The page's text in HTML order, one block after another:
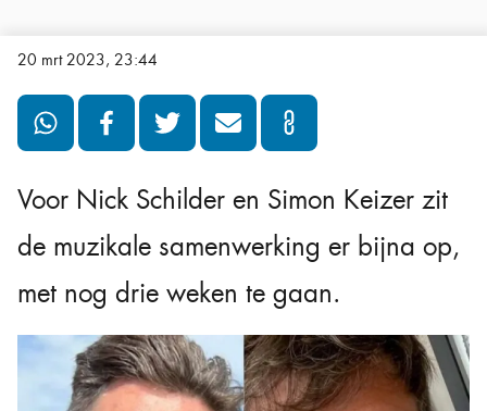
20 mrt 2023, 23:44
Voor Nick Schilder en Simon Keizer zit
de muzikale samenwerking er bijna op,
met nog drie weken te gaan.